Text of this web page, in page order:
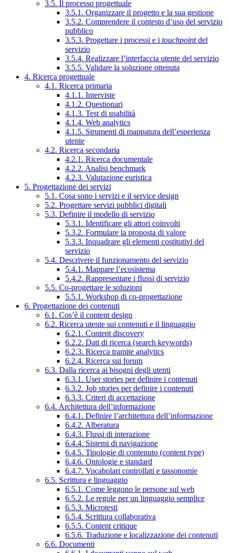
3.5. Il processo progettuale
3.5.1. Organizzare il progetto e la sua gestione
3.5.2. Comprendere il contesto d’uso del servizio
pubblico
3.5.3. Progettare i processi e i touchpointdel
servizio
3.5.4. Realizzare l’interfaccia utente del servizio
3.5.5. Validare la soluzione ottenuta
4. Ricerca progettuale
4.1. Ricerca primaria
4.1.1. Interviste
4.1.2. Questionari
4.1.3. Test di usabilità
4.1.4. Web analytics
4.1.5. Strumenti di mappatura dell’esperienza
utente
4.2. Ricerca secondaria
4.2.1. Ricerca documentale
4.2.2. Analisi benchmark
4.2.3. Valutazione euristica
5. Progettazione dei servizi
5.1. Cosa sono i servizi e il service design
5.2. Progettare servizi pubblici digitali
5.3. Definire il modello di servizio
5.3.1. Identificare gli attori coinvolti
5.3.2. Formulare la proposta di valore
5.3.3. Inquadrare gli elementi costitutivi del
servizio
5.4. Descrivere il funzionamento del servizio
5.4.1. Mappare l’ecosistema
5.4.2. Rappresentare i flussi di servizio
5.5. Co-progettare le soluzioni
5.5.1. Workshop di co-progettazione
6. Progettazione dei contenuti
6.1. Cos’è il content design
6.2. Ricerca utente sui contenuti e il linguaggio
6.2.1. Content discovery
6.2.2. Dati di ricerca (search keywords)
6.2.3. Ricerca tramite analytics
6.2.4. Ricerca sui forum
6.3. Dalla ricerca ai bisogni degli utenti
6.3.1. User stories per definire i contenuti
6.3.2. Job stories per definire i contenuti
6.3.3. Criteri di accettazione
6.4. Architettura dell’informazione
6.4.1. Definire l’architettura dell’informazione
6.4.2. Alberatura
6.4.3. Flussi di interazione
6.4.4. Sistemi di navigazione
6.4.5. Tipologie di contenuto (content type)
6.4.6. Ontologie e standard
6.4.7. Vocabolari controllati e tassonomie
6.5. Scrittura e linguaggio
6.5.1. Come leggono le persone sul web
6.5.2. Le regole per un linguaggio semplice
6.5.3. Microtesti
6.5.4. Scrittura collaborativa
6.5.5. Content critique
6.5.6. Traduzione e localizzazione dei contenuti
6.6. Documenti